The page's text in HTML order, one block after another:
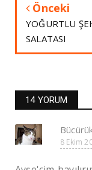
Önceki
YOĞURTLU
SALATASI
14 YORUM
8 Ekim